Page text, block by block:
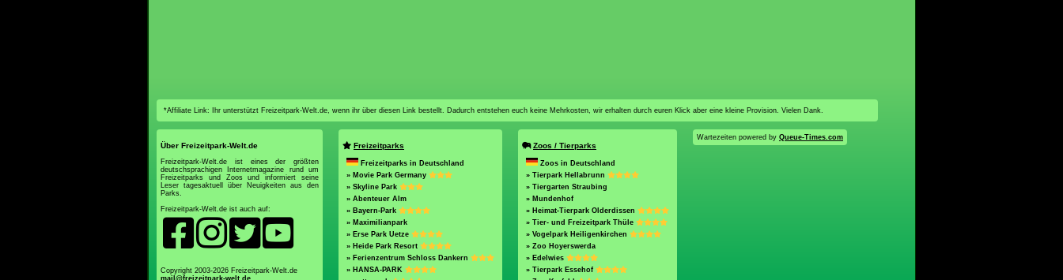
*Affiliate Link: Ihr unterstützt Freizeitpark-Welt.de, wenn ihr über diesen Link bestellt. Dadurch entstehen euch keine Mehrkosten, wir erhalten durch euren Klick aber eine kleine Provision. Vielen Dank.
Über Freizeitpark-Welt.de
Freizeitpark-Welt.de ist eines der größten
deutschsprachigen Internetmagazine rund um
Freizeitparks und Zoos und informiert seine
Leser tagesaktuell über Neuigkeiten aus den
Parks.
Freizeitpark-Welt.de ist auch auf:
Copyright 2003-2026 Freizeitpark-Welt.de
mail@freizeitpark-welt.de
Freizeitparks
Freizeitparks in Deutschland
» Movie Park Germany
» Skyline Park
» Abenteuer Alm
» Bayern-Park
» Maximilianpark
» Erse Park Uetze
» Heide Park Resort
» Ferienzentrum Schloss Dankern
» HANSA-PARK
Zoos / Tierparks
Zoos in Deutschland
» Tierpark Hellabrunn
» Tiergarten Straubing
» Mundenhof
» Heimat-Tierpark Olderdissen
» Tier- und Freizeitpark Thüle
» Vogelpark Heiligenkirchen
» Zoo Hoyerswerda
» Edelwies
» Tierpark Essehof
Wartezeiten powered by Queue-Times.com